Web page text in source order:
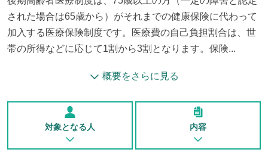
された場合は65歳から）がそれまでの健康保険に代わって
加入する医療保険制度です。医療費の自己負担割合は、世
帯の所得などに応じて1割から3割となります。保険...
概要をさらに見る
対象となる人 内容